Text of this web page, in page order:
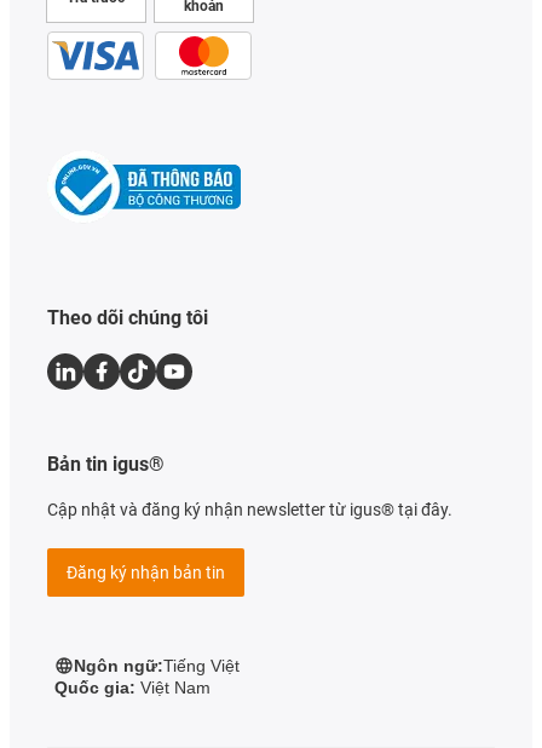
khoản
Theo dõi chúng tôi
Bản tin igus®
Cập nhật và đăng ký nhận newsletter từ igus® tại đây.
Đăng ký nhận bản tin
Ngôn ngữ:Tiếng Việt
Quốc gia: Việt Nam